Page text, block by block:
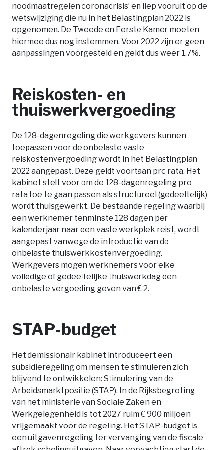
noodmaatregelen coronacrisis’ en liep vooruit op de
wetswijziging die nu in het Belastingplan 2022 is
opgenomen. De Tweede en Eerste Kamer moeten
hiermee dus nog instemmen. Voor 2022 zijn er geen
aanpassingen voorgesteld en geldt dus weer 1,7%.
Reiskosten- en
thuiswerkvergoeding
De 128-dagenregeling die werkgevers kunnen
toepassen voor de onbelaste vaste
reiskostenvergoeding wordt in het Belastingplan
2022 aangepast. Deze geldt voortaan pro rata. Het
kabinet stelt voor om de 128-dagenregeling pro
rata toe te gaan passen als structureel (gedeeltelijk)
wordt thuisgewerkt. De bestaande regeling waarbij
een werknemer tenminste 128 dagen per
kalenderjaar naar een vaste werkplek reist, wordt
aangepast vanwege de introductie van de
onbelaste thuiswerkkostenvergoeding.
Werkgevers mogen werknemers voor elke
volledige of gedeeltelijke thuiswerkdag een
onbelaste vergoeding geven van € 2.
STAP-budget
Het demissionair kabinet introduceert een
subsidieregeling om mensen te stimuleren zich
blijvend te ontwikkelen: Stimulering van de
Arbeidsmarktpositie (STAP). In de Rijksbegroting
van het ministerie van Sociale Zaken en
Werkgelegenheid is tot 2027 ruim € 900 miljoen
vrijgemaakt voor de regeling. Het STAP-budget is
een uitgavenregeling ter vervanging van de fiscale